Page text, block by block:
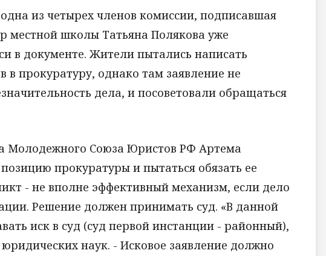
из четырех членов комиссии, подписавшая
местной школы Татьяна Полякова уже
в документе. Жители пытались написать
в прокуратуру, однако там заявление не
дела, и посоветовали обращаться
Молодежного Союза Юристов РФ Артема
прокуратуры и пытаться обязать ее
- не вполне эффективный механизм, если дело
Решение должен принимать суд. «В данной
иск в суд (суд первой инстанции - районный),
наук. - Исковое заявление должно